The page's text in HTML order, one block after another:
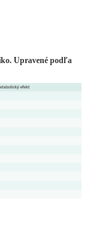
Upravené podľa